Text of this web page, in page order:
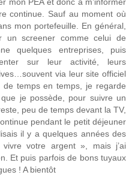
continue. Sauf au moment où
mon portefeuille. En général,
screener comme celui de
quelques entreprises, puis
sur leur activité, leurs
via leur site officiel
de temps en temps, je regarde
je possède, pour suivre un
peu de temps devant la TV,
pendant le petit déjeuner
il y a quelques années des
votre argent », mais j’ai
Et puis parfois de bons tuyaux
! A bientôt